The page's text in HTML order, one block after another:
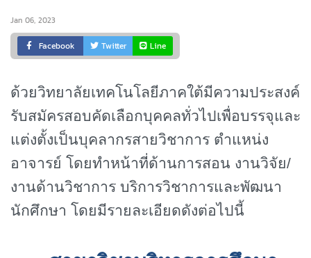
Jan 06, 2023
Facebook Twitter Line
ด้วยวิทยาลัยเทคโนโลยีภาคใต้มีความประสงค์
รับสมัครสอบคัดเลือกบุคคลทั่วไปเพื่อบรรจุและ
แต่งตั้งเป็นบุคลากรสายวิชาการ ตำแหน่ง
อาจารย์ โดยทำหน้าที่ด้านการสอน งานวิจัย/
งานด้านวิชาการ บริการวิชาการและพัฒนา
นักศึกษา โดยมีรายละเอียดดังต่อไปนี้